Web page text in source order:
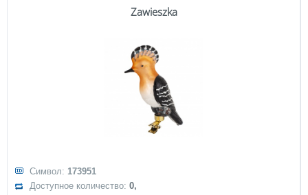
Zawieszka
Символ: 173951
Доступное количество:0,